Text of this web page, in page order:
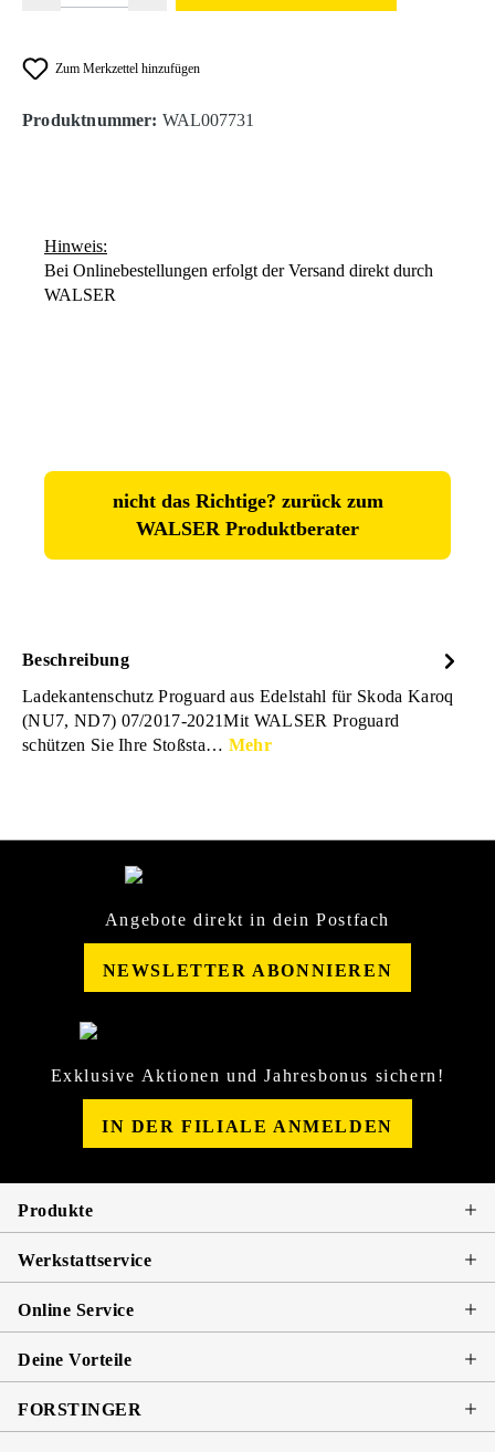
Zum Merkzettel hinzufügen
Produktnummer: WAL007731
Hinweis:
Bei Onlinebestellungen erfolgt der Versand direkt durch
WALSER
nicht das Richtige? zurück zum
WALSER Produktberater
Beschreibung
Ladekantenschutz Proguard aus Edelstahl für Skoda Karoq
(NU7, ND7) 07/2017-2021Mit WALSER Proguard
schützen Sie Ihre Stoßsta… Mehr
Angebote direkt in dein Postfach
NEWSLETTER ABONNIEREN
Exklusive Aktionen und Jahresbonus sichern!
IN DER FILIALE ANMELDEN
Produkte
Werkstattservice
Online Service
Deine Vorteile
FORSTINGER